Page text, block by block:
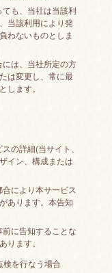
も、当社は当該利
当該利用により発
わないものとしま
は、当社所定の方
は変更し、常に最
します。
の詳細(当サイト、
イン、構成または
により本サービス
あります。本告知
に告知することな
ります。
検を行なう場合